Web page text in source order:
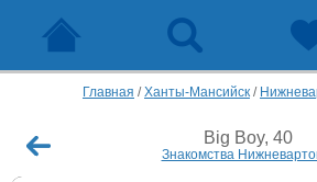
Главная /Ханты-Мансийск /
Big Boy, 40
Знакомства